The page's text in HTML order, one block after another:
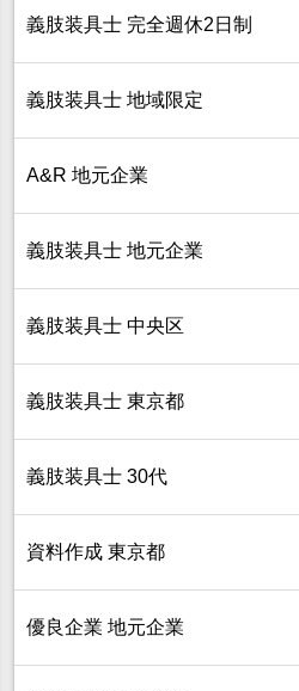
義肢装具士 完全週休2日制
義肢装具士 地域限定
A&R 地元企業
義肢装具士 地元企業
義肢装具士 中央区
義肢装具士 東京都
義肢装具士 30代
資料作成 東京都
優良企業 地元企業